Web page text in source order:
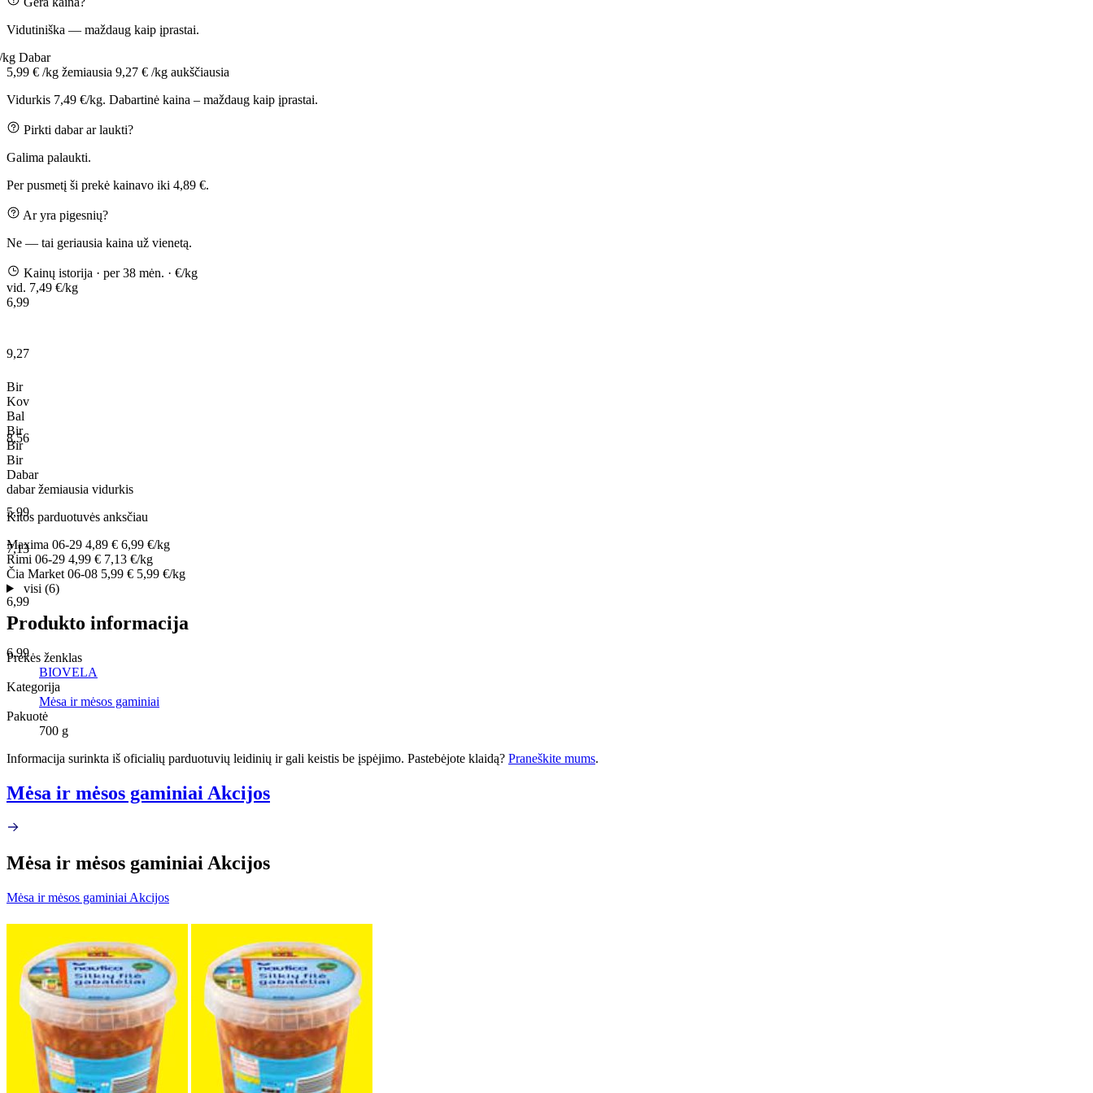
Vidutiniška — maždaug kaip įprastai.
kg Dabar
5,99 € /kg žemiausia 9,27 € /kg aukščiausia
Vidurkis 7,49 €/kg. Dabartinė kaina – maždaug kaip įprastai.
Pirkti dabar ar laukti?
Galima palaukti.
Per pusmetį ši prekė kainavo iki 4,89 €.
Ar yra pigesnių?
Ne — tai geriausia kaina už vienetą.
Kainų istorija · per 38 mėn. · €/kg
vid. 7,49 €/kg
6,99
9,27
8,56
5,99
7,13
6,99
6,99
Bir
Kov
Bal
Bir
Bir
Bir
Dabar
dabaržemiausia vidurkis
Kitos parduotuvės anksčiau
Maxima 06-29 4,89 € 6,99 €/kg
Rimi 06-29 4,99 € 7,13 €/kg
Čia Market 06-08 5,99 € 5,99 €/kg
visi (6)
Produkto informacija
Prekės ženklas
BIOVELA
Kategorija
Mėsa ir mėsos gaminiai
Pakuotė
700 g
Informacija surinkta iš oficialių parduotuvių leidinių ir gali keistis be įspėjimo. Pastebėjote klaidą? Praneškite mums.
Mėsa ir mėsos gaminiai Akcijos
Mėsa ir mėsos gaminiai Akcijos
Mėsa ir mėsos gaminiai Akcijos